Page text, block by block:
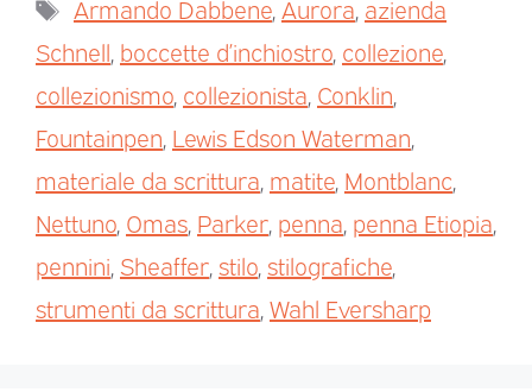
Armando Dabbene, Aurora, azienda
Schnell, boccette d’inchiostro, collezione,
collezionismo, collezionista, Conklin,
Fountainpen, Lewis Edson Waterman,
materiale da scrittura, matite, Montblanc,
Nettuno, Omas, Parker, penna, penna Etiopia,
pennini, Sheaffer,stilo,stilografiche,
strumenti da scrittura,Wahl Eversharp